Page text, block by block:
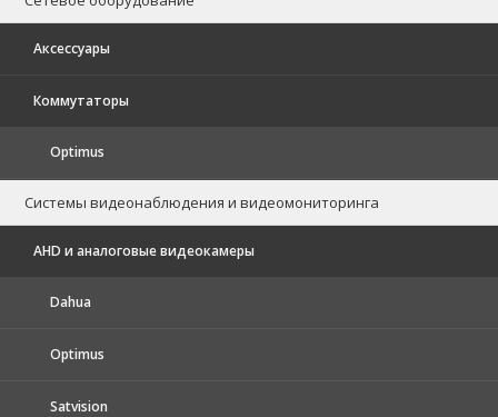
Аксессуары
Коммутаторы
Optimus
Системы видеонаблюдения и видеомониторинга
AHD и аналоговые видеокамеры
Dahua
Optimus
Satvision